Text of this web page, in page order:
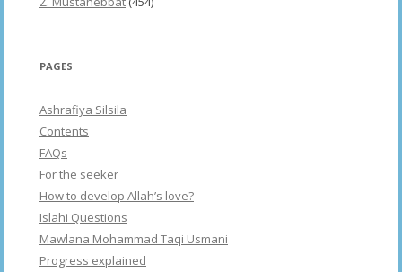
PAGES
Ashrafiya Silsila
Contents
FAQs
For the seeker
How to develop Allah’s love?
Islahi Questions
Mawlana Mohammad Taqi Usmani
Progress explained